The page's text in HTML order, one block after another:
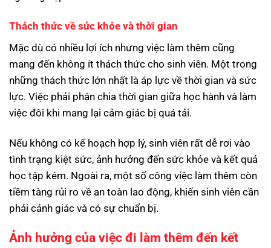
Thách thức về sức khỏe và thời gian
Mặc dù có nhiều lợi ích nhưng việc làm thêm cũng
mang đến không ít thách thức cho sinh viên. Một trong
những thách thức lớn nhất là áp lực về thời gian và sức
lực. Việc phải phân chia thời gian giữa học hành và làm
việc đôi khi mang lại cảm giác bị quá tải.
Nếu không có kế hoạch hợp lý, sinh viên rất dễ rơi vào
tình trạng kiệt sức, ảnh hưởng đến sức khỏe và kết quả
học tập kém. Ngoài ra, một số công việc làm thêm còn
tiềm tàng rủi ro về an toàn lao động, khiến sinh viên cần
phải cảnh giác và có sự chuẩn bị.
Ảnh hưởng của việc đi làm thêm đến kết